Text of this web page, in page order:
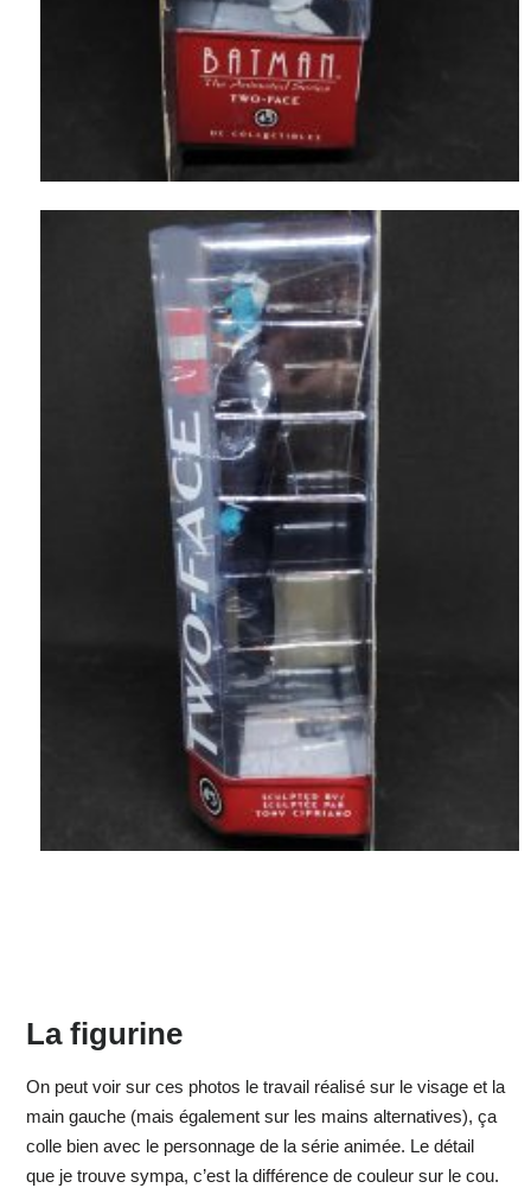
La figurine
On peut voir sur ces photos le travail réalisé sur le visage et la
main gauche (mais également sur les mains alternatives), ça
colle bien avec le personnage de la série animée. Le détail
que je trouve sympa, c’est la différence de couleur sur le cou.